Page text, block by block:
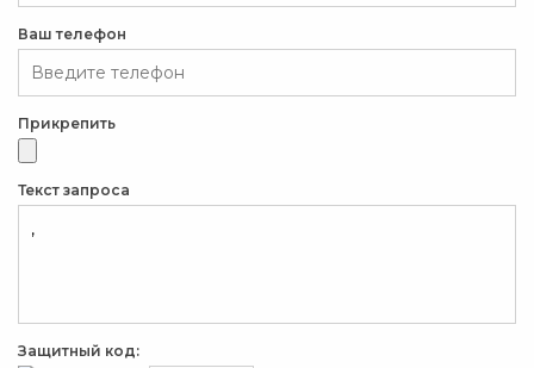
Ваш телефон
Прикрепить
Текст запроса
Защитный код: